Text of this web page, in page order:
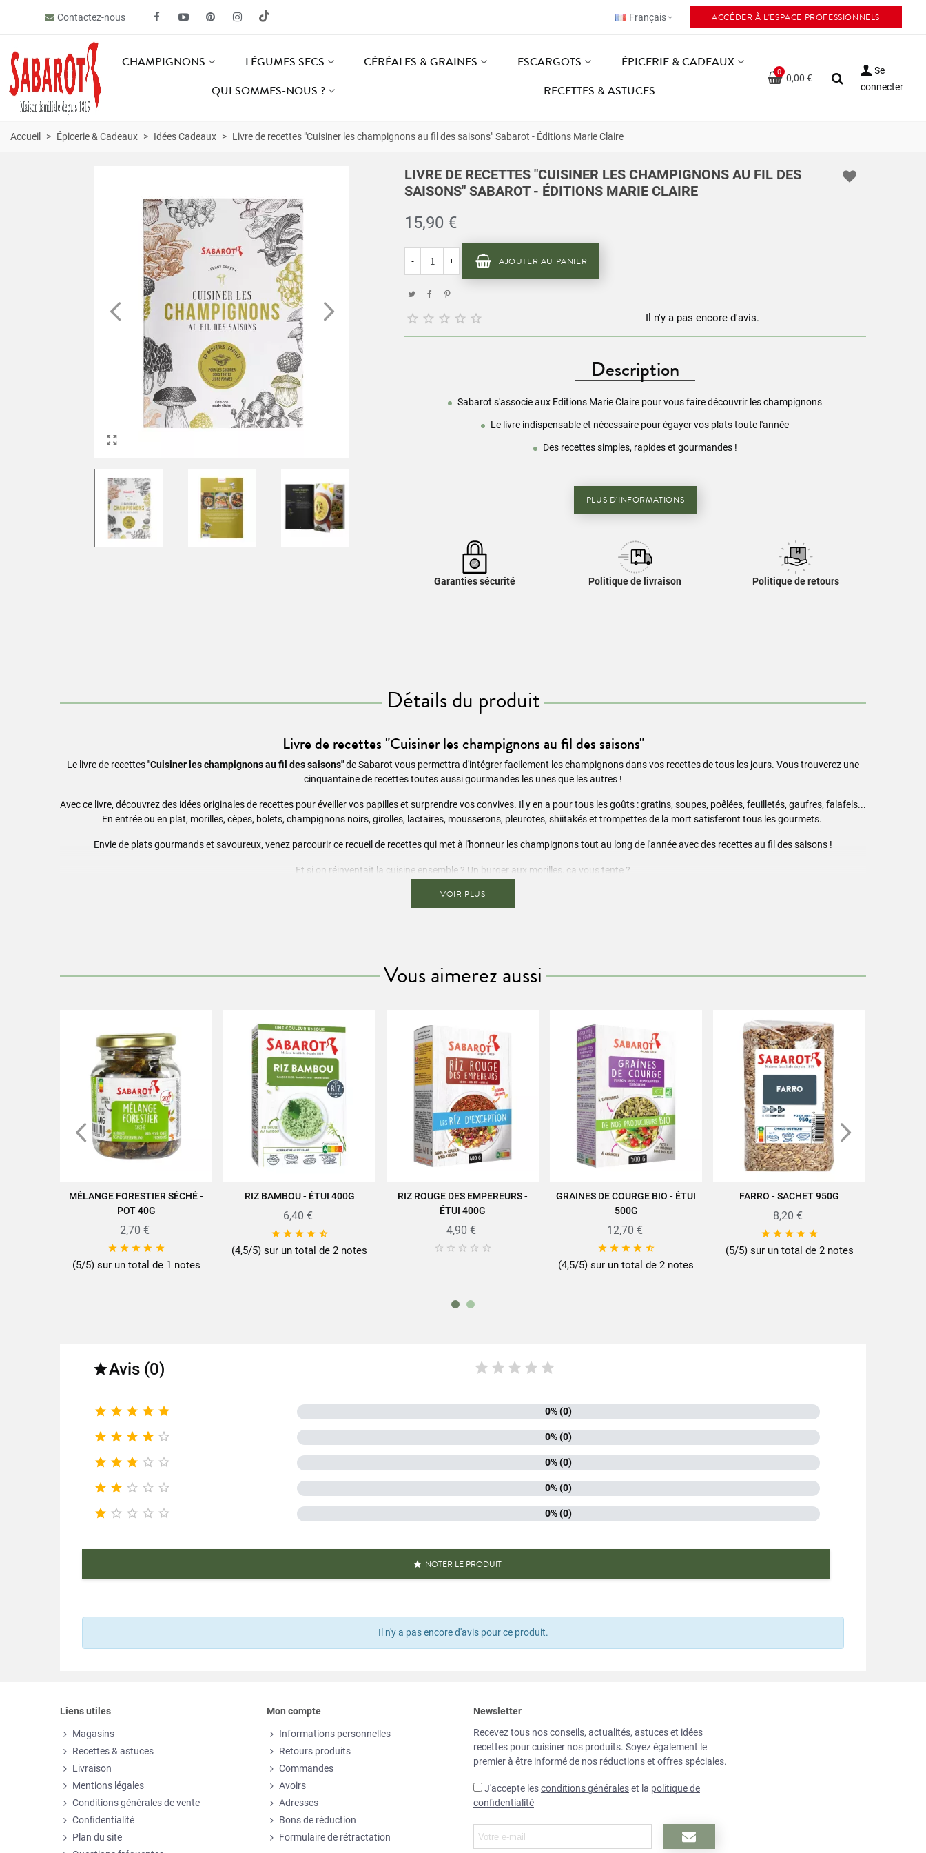
Contactez-nous Français ACCÉDER À L'ESPACE PROFESSIONNELS
CHAMPIGNONS LÉGUMES SECS CÉRÉALES & GRAINES ESCARGOTS
ÉPICERIE & CADEAUX
QUI SOMMES-NOUS ?
RECETTES & ASTUCES
0
0,00 €
Se
connecter
Accueil > Épicerie & Cadeaux > Idées Cadeaux > Livre de recettes "Cuisiner les champignons au fil des saisons" Sabarot - Éditions Marie Claire
LIVRE DE RECETTES "CUISINER LES CHAMPIGNONS AU FIL DES
SAISONS" SABAROT - ÉDITIONS MARIE CLAIRE
15,90 €
- + AJOUTER AU PANIER
     Il n'y a pas encore d'avis.
Description
Sabarot s'associe aux Editions Marie Claire pour vous faire découvrir les champignons
Le livre indispensable et nécessaire pour égayer vos plats toute l'année
Des recettes simples, rapides et gourmandes !
PLUS D'INFORMATIONS
Garanties sécurité Politique de livraison Politique de retours
Détails du produit
Livre de recettes "Cuisiner les champignons au fil des saisons"
Le livre de recettes"Cuisiner les champignons au fil des saisons"de Sabarot vous permettra d'intégrer facilement les champignons dans vos recettes de tous les jours. Vous trouverez une
cinquantaine de recettes toutes aussi gourmandes les unes que les autres !
Avec ce livre, découvrez des idées originales de recettes pour éveiller vos papilles et surprendre vos convives. Il y en a pour tous les goûts : gratins, soupes, poêlées, feuilletés, gaufres, falafels...
En entrée ou en plat, morilles, cèpes, bolets, champignons noirs, girolles, lactaires, mousserons, pleurotes, shiitakés et trompettes de la mort satisferont tous les gourmets.
Envie de plats gourmands et savoureux, venez parcourir ce recueil de recettes qui met à l'honneur les champignons tout au long de l'année avec des recettes au fil des saisons !
Et si on réinventait la cuisine ensemble ? Un burger aux morilles, ça vous tente ?
Fiche technique
Conditionnement Livre
RéférencePN00096
Références spécifiques
VOIR PLUS
Vous aimerez aussi
AJOUTER AU PANIER
MÉLANGE FORESTIER SÉCHÉ -
POT 40G
2,70 €
    
(5/5) sur un total de 1 notes
AJOUTER AU PANIER
RIZ BAMBOU - ÉTUI 400G
6,40 €
    
(4,5/5) sur un total de 2 notes
AJOUTER AU PANIER
RIZ ROUGE DES EMPEREURS -
ÉTUI 400G
4,90 €
    
AJOUTER AU PANIER
GRAINES DE COURGE BIO - ÉTUI
500G
12,70 €
    
(4,5/5) sur un total de 2 notes
AJOUTER AU PANIER
FARRO - SACHET 950G
8,20 €
    
(5/5) sur un total de 2 notes
Avis (0)
     0% (0)
     0% (0)
     0% (0)
     0% (0)
     0% (0)
 NOTER LE PRODUIT
Il n'y a pas encore d'avis pour ce produit.
Liens utiles
Magasins
Recettes & astuces
Livraison
Mentions légales
Conditions générales de vente
Confidentialité
Plan du site
Mon compte
Informations personnelles
Retours produits
Commandes
Avoirs
Adresses
Bons de réduction
Formulaire de rétractation
Newsletter
Recevez tous nos conseils, actualités, astuces et idées
recettes pour cuisiner nos produits. Soyez également le
premier à être informé de nos réductions et offres spéciales.
J'accepte lesconditions généraleset la politique de
confidentialité